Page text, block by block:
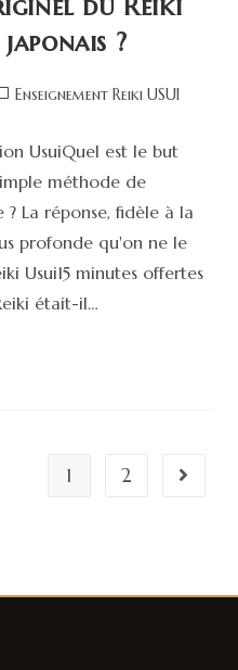
du Reiki
?
Enseignement Reiki USUI
UsuiQuel est le but
méthode de
La réponse, fidèle à la
profonde qu'on ne le
Usui15 minutes offertes
était-il…
1 2